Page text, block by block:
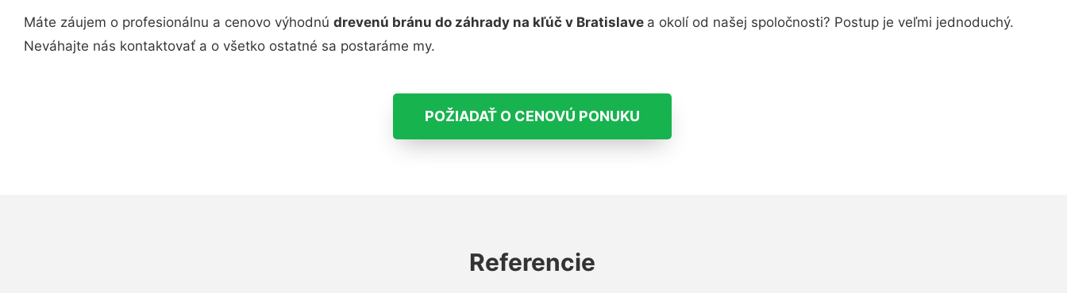
Máte záujem o profesionálnu a cenovo výhodnú drevenú bránu do záhrady na kľúč v Bratislave a okolí od našej spoločnosti? Postup je veľmi jednoduchý.
Neváhajte nás kontaktovať a o všetko ostatné sa postaráme my.
POŽIADAŤ O CENOVÚ PONUKU
Referencie